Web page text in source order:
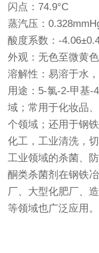
闪点：74.9°C
蒸汽压：
酸度系数：-
外观：无色至微黄
溶解性：易溶于水
用途：5-氯-2-甲基-
域；常用于化妆品
个领域；还用于钢
化工，工业清洗，
工业领域的杀菌、
酮类杀菌剂在钢铁
厂、大型化肥厂、
等领域也广泛应用。